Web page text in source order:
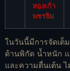
ทองเก้า
พชรยิม
ในวันนี้มีการจัดเต็
ด้านพิกัด น้ำหนัก แ
และความตื่นเต้น ไ